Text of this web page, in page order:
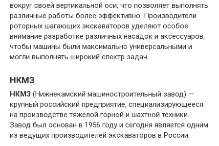
вокруг своей вертикальной оси, что позволяет выполнять
различные работы более эффективно. Производители
роторных шагающих экскаваторов уделяют особое
внимание разработке различных насадок и аксессуаров,
чтобы машины были максимально универсальными и
могли выполнять широкий спектр задач.
НКМЗ
НКМЗ (Нижнекамский машиностроительный завод) —
крупный российский предприятие, специализирующееся
на производстве тяжёлой горной и шахтной техники.
Завод был основан в 1956 году и сегодня является одним
из ведущих производителей экскаваторов в России.